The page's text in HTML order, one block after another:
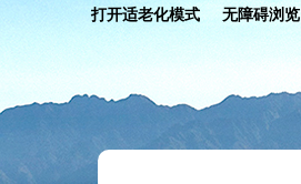
打开适老化模式 无障碍浏览